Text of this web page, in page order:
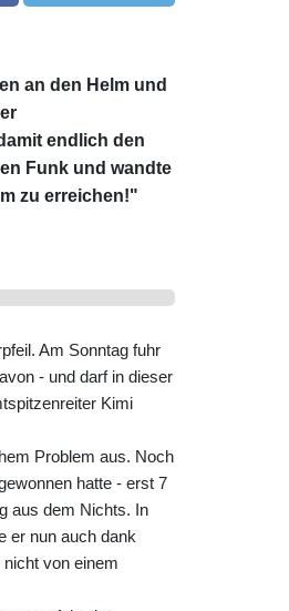
an den Helm und
endlich den
Funk und wandte
zu erreichen!"
Am Sonntag fuhr
- und darf in dieser
Kimi
Problem aus. Noch
hatte - erst 7
aus dem Nichts. In
er nun auch dank
von einem